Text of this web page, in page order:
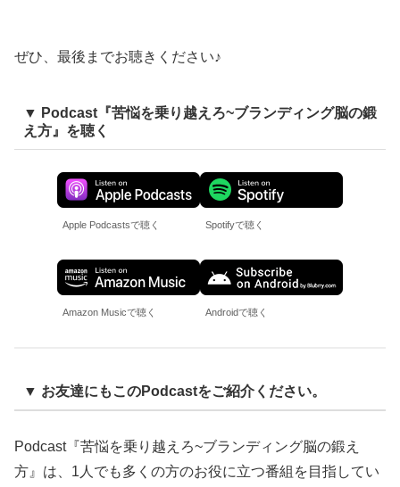
ぜひ、最後までお聴きください♪
▼ Podcast『苦悩を乗り越えろ~ブランディング脳の鍛
え方』を聴く
Apple Podcastsで聴く Spotifyで聴く
Amazon Musicで聴く Androidで聴く
▼ お友達にもこのPodcastをご紹介ください。
Podcast『苦悩を乗り越えろ~ブランディング脳の鍛え
方』は、1人でも多くの方のお役に立つ番組を目指してい